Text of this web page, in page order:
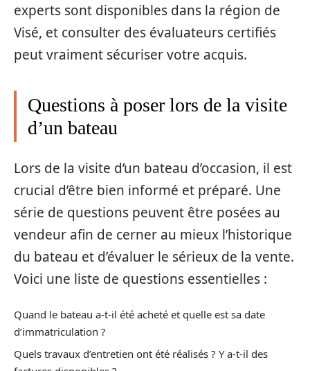
experts sont disponibles dans la région de
Visé, et consulter des évaluateurs certifiés
peut vraiment sécuriser votre acquis.
Questions à poser lors de la visite
d’un bateau
Lors de la visite d’un bateau d’occasion, il est
crucial d’être bien informé et préparé. Une
série de questions peuvent être posées au
vendeur afin de cerner au mieux l’historique
du bateau et d’évaluer le sérieux de la vente.
Voici une liste de questions essentielles :
Quand le bateau a-t-il été acheté et quelle est sa date
d’immatriculation ?
Quels travaux d’entretien ont été réalisés ? Y a-t-il des